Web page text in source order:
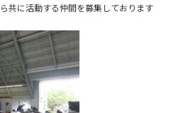
共に活動する仲間を募集しております